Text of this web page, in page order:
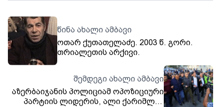
წინა ახალი ამბავი
ოთარ ქუთათელაძე. 2003 წ. გორი.
თრიალეთის არქივი.
შემდეგი ახალი ამბავი
აზერბაიჯანის პოლიციამ ოპოზიციური
პარტიის ლიდერის, ალი ქარიმლის